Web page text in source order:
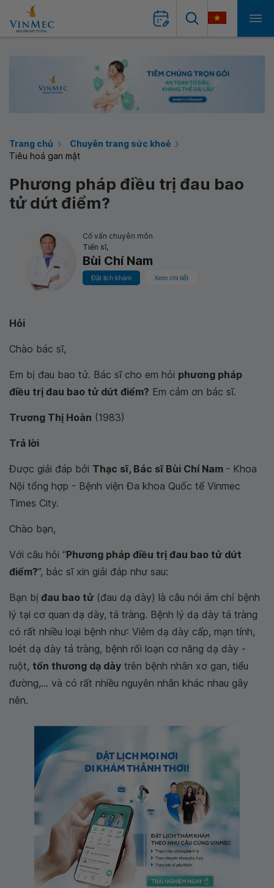
Trang chủ
Chuyên trang sức khoẻ
Tiêu hoá gan mật
Phương pháp điều trị đau bao
tử dứt điểm?
Cố vấn chuyên môn
Tiến sĩ,
Bùi Chí Nam
Đặt lịch khám Xem chi tiết
Hỏi
Chào bác sĩ,
Em bị đau bao tử. Bác sĩ cho em hỏi phương pháp
điều trị đau bao tử dứt điểm? Em cảm ơn bác sĩ.
Trương Thị Hoàn (1983)
Trả lời
Được giải đáp bởi Thạc sĩ, Bác sĩ Bùi Chí Nam - Khoa
Nội tổng hợp - Bệnh viện Đa khoa Quốc tế Vinmec
Times City.
Chào bạn,
Với câu hỏi “Phương pháp điều trị đau bao tử dứt
điểm?”, bác sĩ xin giải đáp như sau:
Bạn bị đau bao tử(đau dạ dày) là câu nói ám chỉ bệnh
lý tại cơ quan dạ dày, tá tràng. Bệnh lý dạ dày tá tràng
có rất nhiều loại bệnh như: Viêm dạ dày cấp, mạn tính,
loét dạ dày tá tràng, bệnh rối loạn cơ năng dạ dày -
ruột, tổn thương dạ dày trên bệnh nhân xơ gan, tiểu
đường,... và có rất nhiều nguyên nhân khác nhau gây
nên.